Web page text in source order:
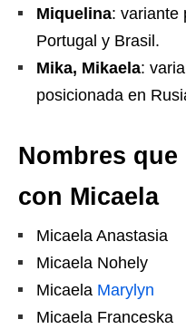
Miquelina: variante
Portugal y Brasil.
Mika, Mikaela:
posicionada en
Nombres
con Micaela
Micaela Anastasia
Micaela Nohely
Micaela Marylyn
Micaela Franceska